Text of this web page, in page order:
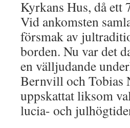
Kyrkans Hus, då ett
Vid ankomsten
försmak av
borden. Nu var det
en välljudande
Bernvill och Tobias
uppskattat liksom
lucia- och